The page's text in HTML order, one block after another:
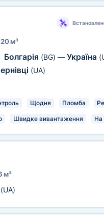
м³
Болгарія (BG) — Україна
(UA)
Щодня Пломба
Швидке вивантаження На
м³
(UA)